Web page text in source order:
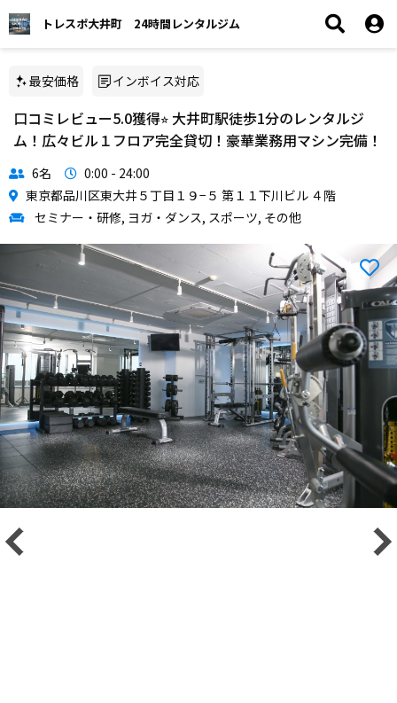
トレスポ大井町 24時間レンタルジム
最安価格 インボイス対応
口コミレビュー5.0獲得⭐︎ 大井町駅徒歩1分のレンタルジ
ム！広々ビル１フロア完全貸切！豪華業務用マシン完備！
6名
0:00 - 24:00
東京都品川区東大井５丁目１９−５ 第１１下川ビル ４階
セミナー・研修, ヨガ・ダンス, スポーツ, その他